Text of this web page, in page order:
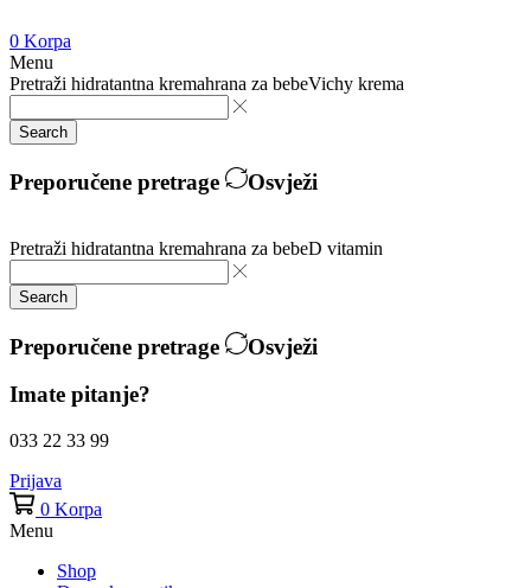
0 Korpa
Menu
Pretraži hidratantna kremahrana za bebeVichy krema
Search
Preporučene pretrage Osvježi
Pretraži hidratantna kremahrana za bebeD vitamin
Search
Preporučene pretrage
Osvježi
Imate pitanje?
033 22 33 99
Prijava
0 Korpa
Menu
Shop